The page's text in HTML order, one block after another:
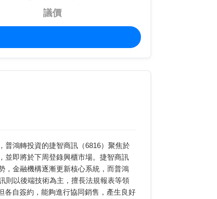
議價
普鴻轉投資的捷智商訊（6816）聚焦於
並即將於下周登錄興櫃市場。捷智商訊
，金融機構逐漸更新核心系統，而普鴻
則以後端技術為主，擅長法規報表等領
各自簽約，能夠進行協同銷售，產生良好